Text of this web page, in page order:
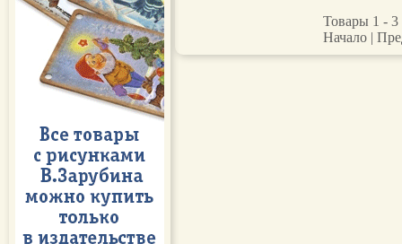
Товары 1 - 3
Начало |